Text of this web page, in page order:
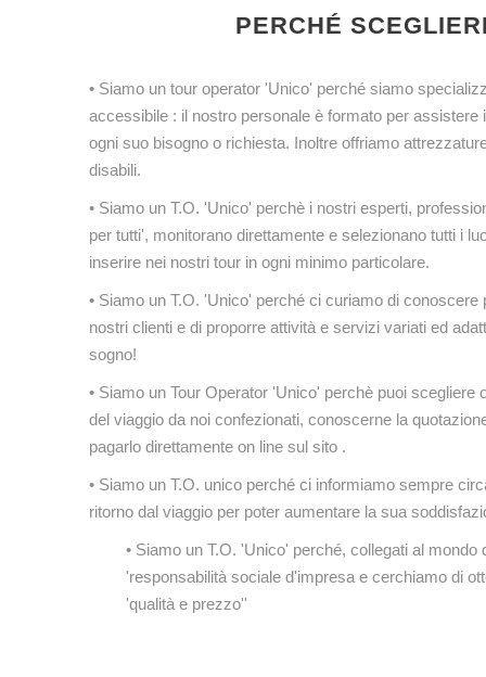
PERCHÉ
• Siamo un tour operator 'Unico' perché siamo
accessibile : il nostro personale è formato per assistere
ogni suo bisogno o richiesta. Inoltre offriamo
disabili.
• Siamo un T.O. 'Unico' perchè i nostri esperti,
per tutti', monitorano direttamente e selezionano tutti i
inserire nei nostri tour in ogni minimo particolare.
• Siamo un T.O. 'Unico' perché ci curiamo di conoscere
nostri clienti e di proporre attività e servizi variati ed
sogno!
• Siamo un Tour Operator 'Unico' perchè puoi scegliere
del viaggio da noi confezionati, conoscerne la
pagarlo direttamente on line sul sito .
• Siamo un T.O. unico perché ci informiamo sempre
ritorno dal viaggio per poter aumentare la sua
• Siamo un T.O. 'Unico' perché, collegati al
'responsabilità sociale d'impresa e cerchiamo di
'qualità e prezzo''